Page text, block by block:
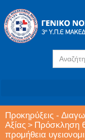
Search
for:
Προκηρύξεις -
Αξίας > Πρόσκληση
προμήθεια